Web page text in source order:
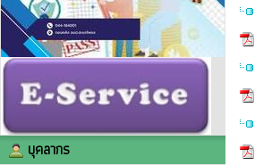
บุคลากร